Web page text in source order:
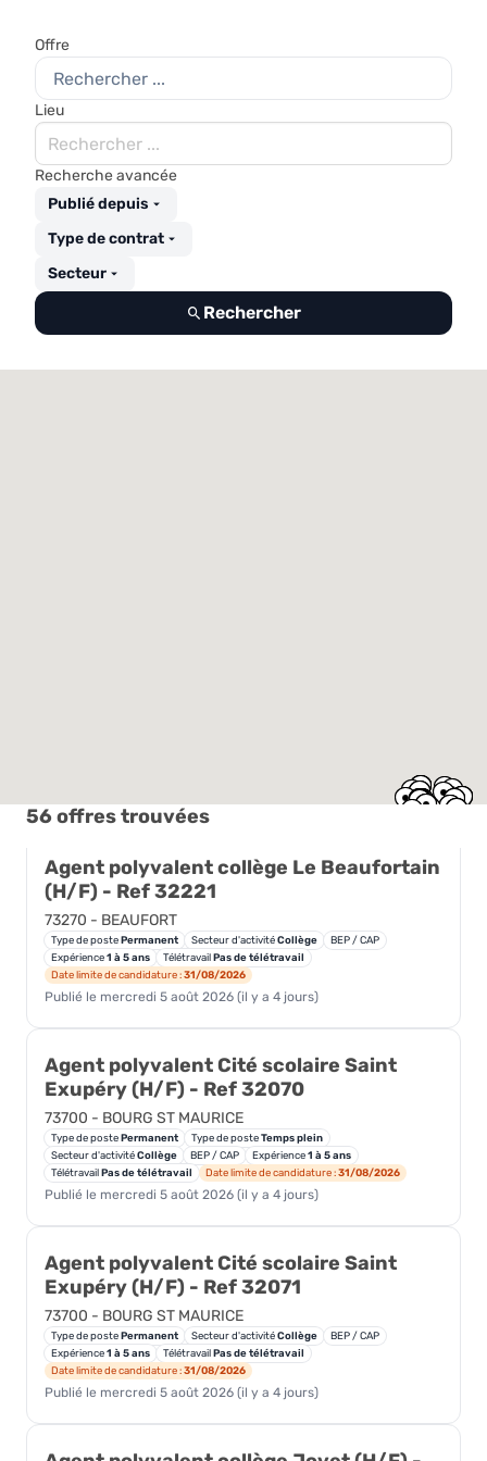
Offre
Lieu
Recherche avancée
Publié depuis
Type de contrat
Secteur
Rechercher
56 offres trouvées
Agent polyvalent collège Le Beaufortain
(H/F) - Ref 32221
73270 - BEAUFORT
Type de postePermanent Secteur d'activitéCollège
BEP / CAP
Expérience1 à 5 ans TélétravailPas de télétravail
Date limite de candidature :31/08/2026
Publié le mercredi 5 août 2026 (il y a 4 jours)
Agent polyvalent Cité scolaire Saint
Exupéry (H/F) - Ref 32070
73700 - BOURG ST MAURICE
Type de postePermanent Type de posteTemps plein
Secteur d'activitéCollège BEP / CAP Expérience1 à 5 ans
TélétravailPas de télétravail Date limite de candidature :31/08/2026
Publié le mercredi 5 août 2026 (il y a 4 jours)
Agent polyvalent Cité scolaire Saint
Exupéry (H/F) - Ref 32071
73700 - BOURG ST MAURICE
Type de postePermanent Secteur d'activitéCollège
BEP / CAP
Expérience1 à 5 ans TélétravailPas de télétravail
Date limite de candidature :31/08/2026
Publié le mercredi 5 août 2026 (il y a 4 jours)